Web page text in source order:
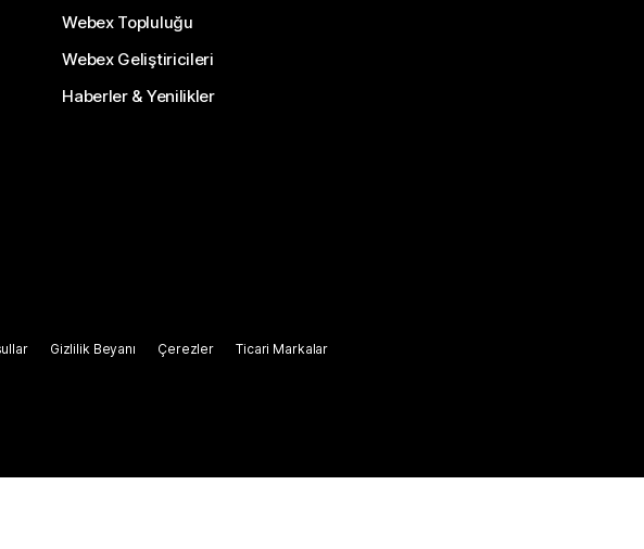
Webex Topluluğu
Webex Geliştiricileri
Haberler & Yenilikler
Gizlilik Beyanı Çerezler Ticari Markalar